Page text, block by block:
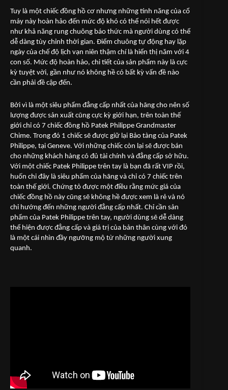
Tuy là một chiếc đồng hồ cơ nhưng những tính năng của cổ
máy này hoàn hảo đến mức độ khó có thể nói hết được
như khả năng rung chuông báo thức mà người dùng có thể
dễ dàng tùy chỉnh thời gian. Điểm chuông tự động hay lặp
ngày của chế độ lịch vạn niên thậm chí là hiển thị năm với 4
con số. Mức độ hoàn hảo, chi tiết của sản phẩm này là cực
kỳ tuyệt vời, gần như nó không hề có bất kỳ vấn đề nào
cần phải đề cập đến.
Bởi vì là một siêu phẩm đẳng cấp nhất của hãng cho nên số
lượng được sản xuất cũng cực kỳ giới hạn, trên toàn thế
giới chỉ có 7 chiếc đồng hồ Patek Philippe Grandmaster
Chime. Trong đó 1 chiếc sẽ được giữ lại Bảo tàng của Patek
Philippe, tại Geneve. Với những chiếc còn lại sẽ được bán
cho những khách hàng có đủ tài chính và đẳng cấp sở hữu.
Với một chiếc Patek Philippe trên tay là bạn đã rất VIP rồi,
huốn chi đây là siêu phẩm của hãng và chỉ có 7 chiếc trên
toàn thế giới. Chứng tỏ được một điều rằng mức giá của
chiếc đồng hồ này cũng sẽ không hề được xem là rẻ và nó
chỉ hướng đến những người đẳng cấp nhất. Chỉ cần sản
phẩm của Patek Philippe trên tay, người dùng sẽ dễ dàng
thể hiện được đẳng cấp và giá trị của bản thân cùng với đó
là một cái nhìn đầy ngưỡng mộ từ những người xung
quanh.